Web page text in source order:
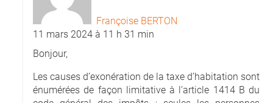
Françoise BERTON
11 mars 2024 à 11 h 31 min
Bonjour,
Les causes d’exonération de la taxe d’habitation sont
énumérées de façon limitative à l’article 1414 B du